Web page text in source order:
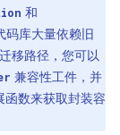
和
码库大量依赖旧
移路径，您可以
兼容性工件，并
函数来获取封装容